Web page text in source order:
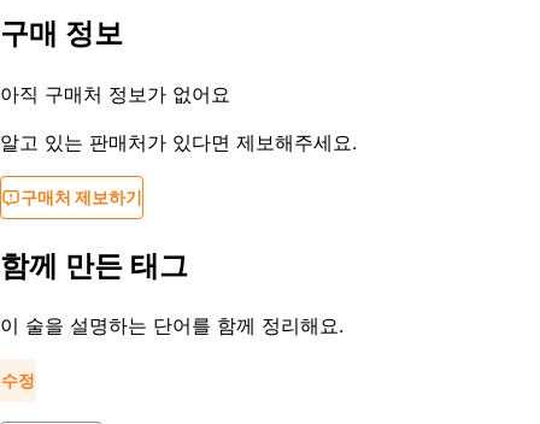
등록일
구매 정보
아직 구매처 정보가 없어요
알고 있는 판매처가 있다면 제보해주세요.
구매처 제보하기
함께 만든 태그
이 술을 설명하는 단어를 함께 정리해요.
수정